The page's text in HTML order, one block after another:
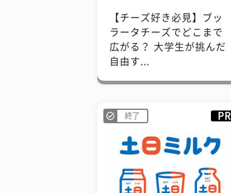
【チーズ好き必見】ブッ
ラータチーズでどこまで
広がる？ 大学生が挑んだ
自由す...
終了 PR